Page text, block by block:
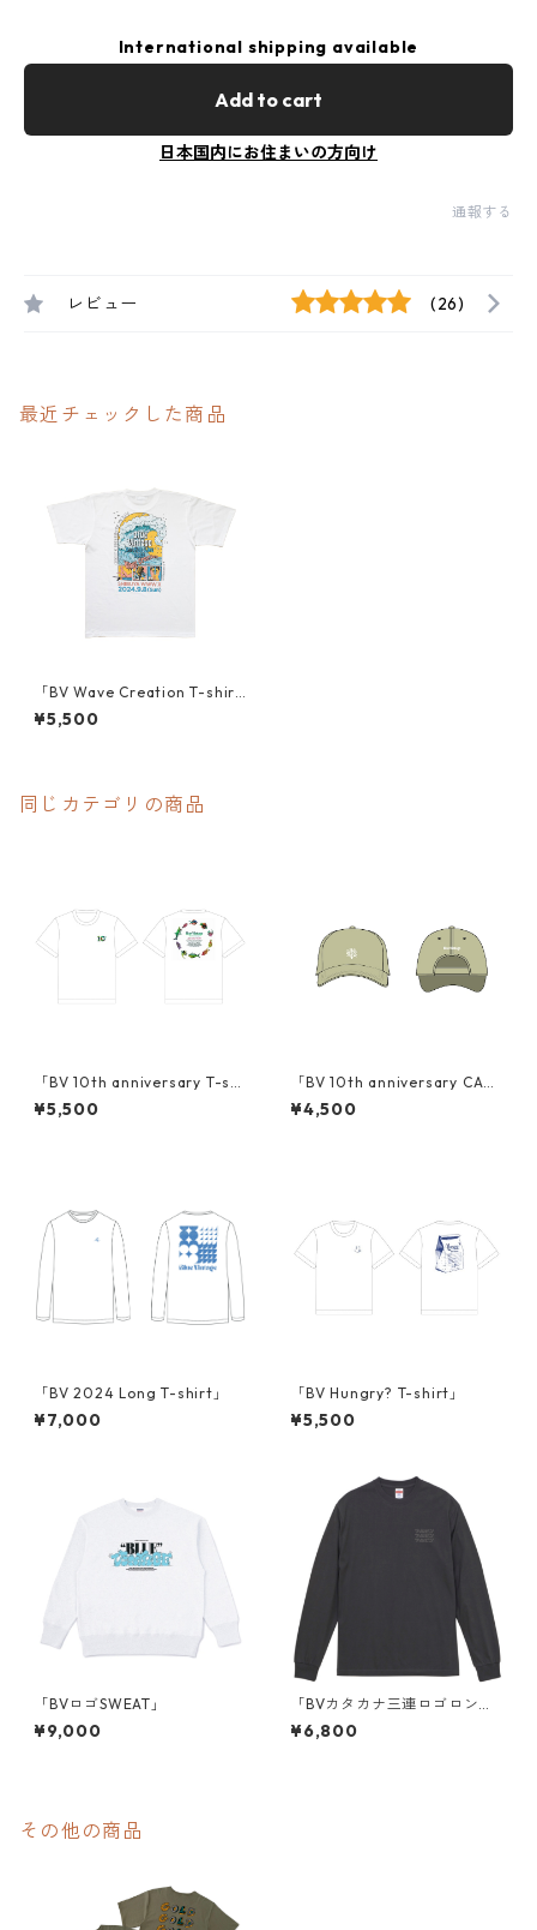
International shipping available
Add to cart
日本国内にお住まいの方向け
通報する
レビュー (26)
最近チェックした商品
「BV Wave Creation T-shir
t」
¥5,500
同じカテゴリの商品
「BV 10th anniversary T-shi
rt」
¥5,500
「BV 10th anniversary CA
P」
¥4,500
「BV 2024 Long T-shirt」
¥7,000
「BV Hungry? T-shirt」
¥5,500
「BVロゴSWEAT」
¥9,000
「BVカタカナ三連ロゴロングT
シャツ」
¥6,800
その他の商品